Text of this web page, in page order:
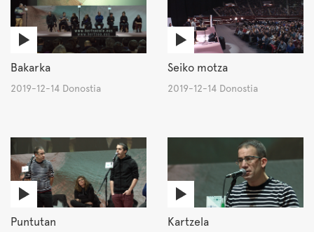
Bakarka
2019-12-14 Donostia
Seiko motza
2019-12-14 Donostia
Puntutan Kartzela